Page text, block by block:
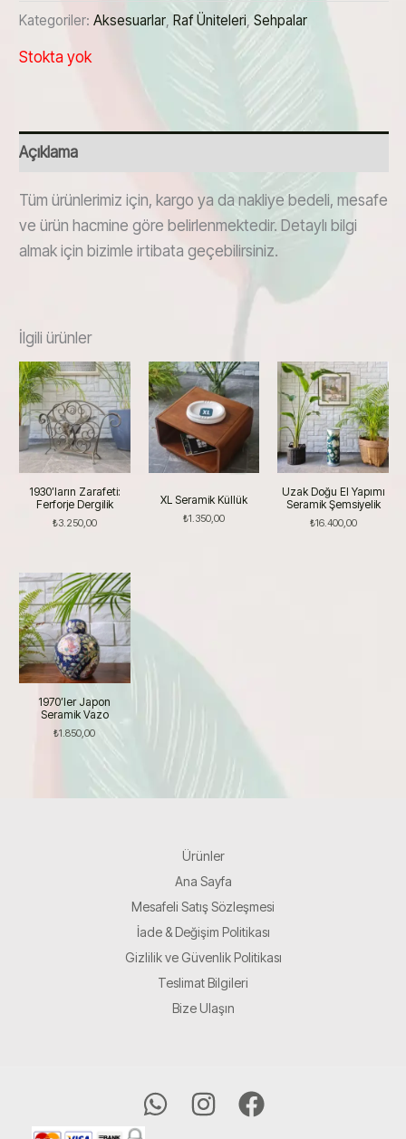
Kategoriler: Aksesuarlar, Raf Üniteleri, Sehpalar
Stokta yok
Açıklama
Tüm ürünlerimiz için, kargo ya da nakliye bedeli, mesafe
ve ürün hacmine göre belirlenmektedir. Detaylı bilgi
almak için bizimle irtibata geçebilirsiniz.
İlgili ürünler
1930’ların Zarafeti:
Ferforje Dergilik
₺3.250,00
XL Seramik Küllük
₺1.350,00
Uzak Doğu El Yapımı
Seramik Şemsiyelik
₺16.400,00
1970’ler Japon
Seramik Vazo
₺1.850,00
Ürünler
Ana Sayfa
Mesafeli Satış Sözleşmesi
İade & Değişim Politikası
Gizlilik ve Güvenlik Politikası
Teslimat Bilgileri
Bize Ulaşın